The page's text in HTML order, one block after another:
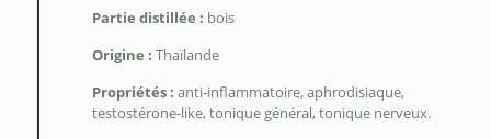
Partie distillée : bois
Origine : Thaïlande
Propriétés : anti-inflammatoire, aphrodisiaque,
testostérone-like, tonique général, tonique nerveux.